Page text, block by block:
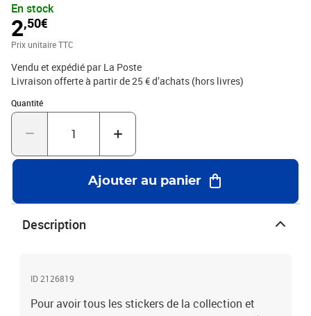
l’imprimerie des timbres Le Client est informé qu’il dispose d'un
délai légal de 14 jours à compter de la date de réception de sa
commande pour se rétracter en contactant le service client par la
de rétractation figurant en annexe 1 des CGV par voie postale :
Service Client Internet - La Boutique - 99 999 La Poste Cedex
En stock
2,50€
Prix unitaire TTC
Vendu et expédié par La Poste
Livraison offerte à partir de 25 € d’achats (hors livres)
Quantité
Quantité : 1
Ajouter au panier
Description
ID 2126819
Pour avoir tous les stickers de la collection et